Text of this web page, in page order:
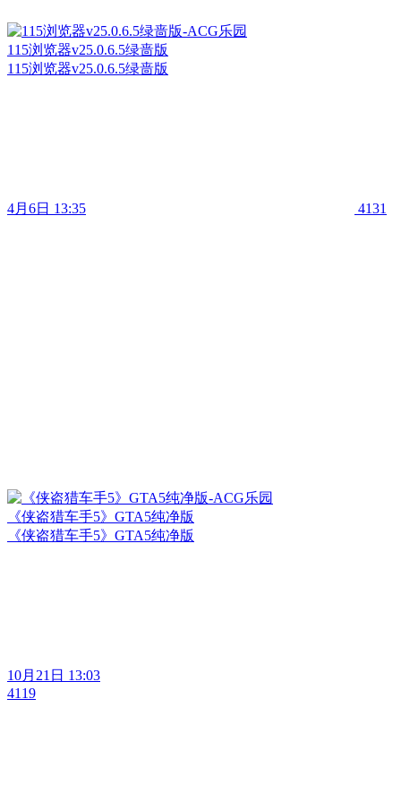
115浏览器v25.0.6.5绿啬版
115浏览器v25.0.6.5绿啬版
4月6日 13:35 4131
《侠盗猎车手5》GTA5纯净版
《侠盗猎车手5》GTA5纯净版
10月21日 13:03
4119